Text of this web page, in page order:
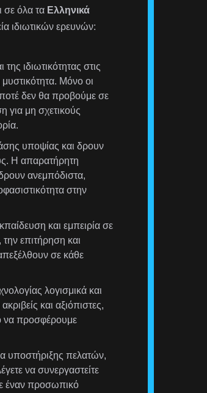
σε όλα τα Ελληνικά
ιδιωτικών ερευνών:
ιδιωτικότητας στις
μυστικότητα. Μόνο οι
δεν θα προβούμε σε
για μη σχετικούς
υποψίας και δρουν
Η απαρατήρητη
ανεμπόδιστα,
στην
και εμπειρία σε
επιτήρηση και
σε κάθε
λογισμικά και
και αξιόπιστες,
να προσφέρουμε
υποστήριξης πελατών,
να συνεργαστείτε
έναν προσωπικό